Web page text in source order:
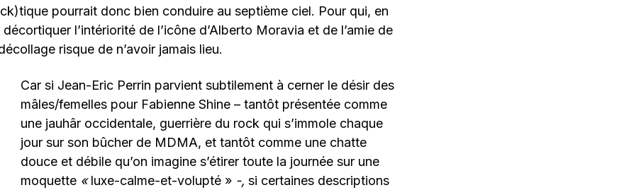
pourrait donc bien conduire au septième ciel. Pour qui, en
l’intériorité de l’icône d’Alberto Moravia et de l’amie de
risque de n’avoir jamais lieu.
Car si Jean-Eric Perrin parvient subtilement à cerner le désir des
mâles/femelles pour Fabienne Shine – tantôt présentée comme
une jauhâr occidentale, guerrière du rock qui s’immole chaque
jour sur son bûcher de MDMA, et tantôt comme une chatte
douce et débile qu’on imagine s’étirer toute la journée sur une
moquette«luxe-calme-et-volupté »-, si certaines descriptions